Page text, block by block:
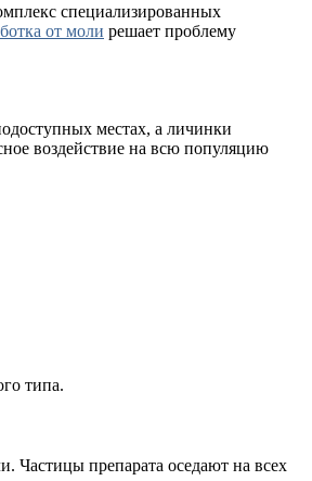
специализированных
от моли решает проблему
местах, а личинки
воздействие на всю популяцию
типа.
Частицы препарата оседают на всех